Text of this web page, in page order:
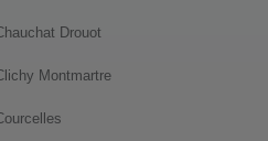
Drouot
Montmartre